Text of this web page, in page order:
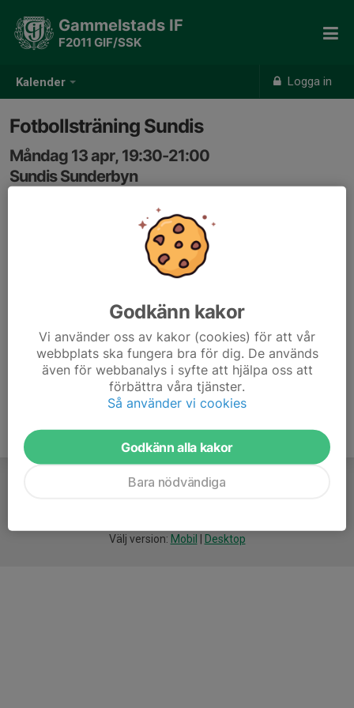
Kalender Logga in
Gammelstads IF
F2011 GIF/SSK
Fotbollsträning Sundis
Måndag 13 apr, 19:30-21:00
Sundis Sunderbyn
Välj version: Mobil Desktop
Godkänn kakor
Vi använder oss av kakor (cookies) för att vår
webbplats ska fungera bra för dig. De används
även för webbanalys i syfte att hjälpa oss att
förbättra våra tjänster.
Så använder vi cookies
Godkänn alla kakor
Bara nödvändiga